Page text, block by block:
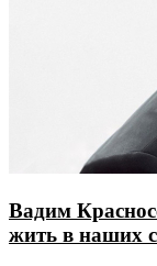
Вадим
жить в наших